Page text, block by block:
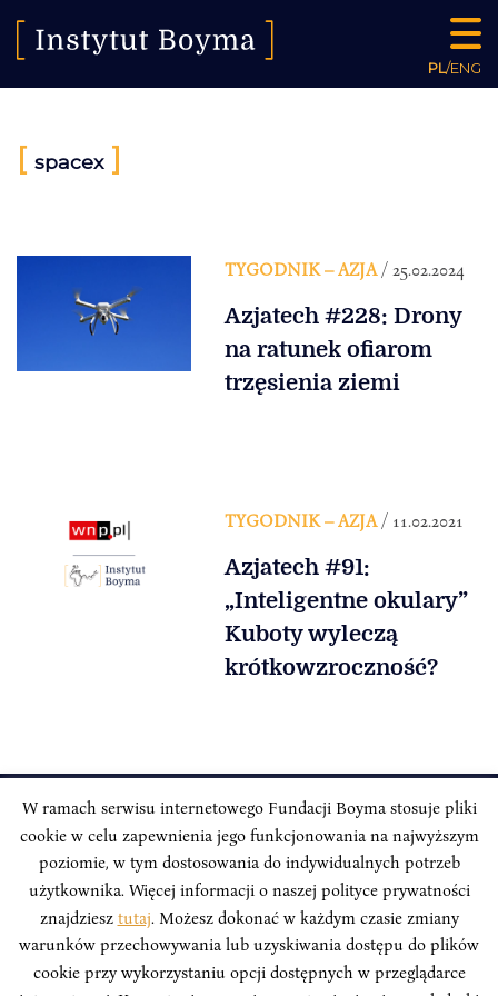
PL/ENG
[ spacex]
TYGODNIK – AZJA/ 25.02.2024
Azjatech #228: Drony
na ratunek ofiarom
trzęsienia ziemi
TYGODNIK – AZJA/ 11.02.2021
Azjatech #91:
„Inteligentne okulary”
Kuboty wyleczą
krótkowzroczność?
INSTYTUT BOYMA / Asian Century
Adres korespondencyjny: ul. Freta 11/5, 00-027 Warszawa
Odwiedź nas w mediach społecznościowych:
W ramach serwisu internetowego Fundacji Boyma stosuje pliki
cookie w celu zapewnienia jego funkcjonowania na najwyższym
poziomie, w tym dostosowania do indywidualnych potrzeb
użytkownika. Więcej informacji o naszej polityce prywatności
znajdziesz tutaj. Możesz dokonać w każdym czasie zmiany
warunków przechowywania lub uzyskiwania dostępu do plików
cookie przy wykorzystaniu opcji dostępnych w przeglądarce